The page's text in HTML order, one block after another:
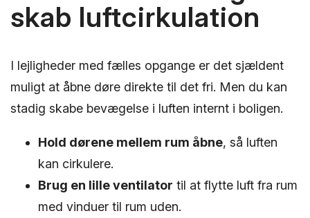
skab luftcirkulation
I lejligheder med fælles opgange er det sjældent
muligt at åbne døre direkte til det fri. Men du kan
stadig skabe bevægelse i luften internt i boligen.
Hold dørene mellem rum åbne, så luften
kan cirkulere.
Brug en lille ventilator til at flytte luft fra rum
med vinduer til rum uden.